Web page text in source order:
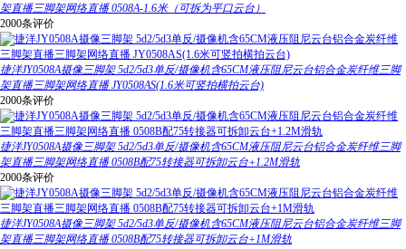
架直播三脚架网络直播 0508A-1.6米（可拆为平口云台）
2000条评价
捷洋JY0508A摄像三脚架 5d2/5d3单反/摄像机含65CM液压阻尼云台铝合金炭纤维三脚
架直播三脚架网络直播 JY0508AS(1.6米可竖拍横拍云台)
2000条评价
捷洋JY0508A摄像三脚架 5d2/5d3单反/摄像机含65CM液压阻尼云台铝合金炭纤维三脚
架直播三脚架网络直播 0508B配75转接器可拆卸云台+1.2M滑轨
2000条评价
捷洋JY0508A摄像三脚架 5d2/5d3单反/摄像机含65CM液压阻尼云台铝合金炭纤维三脚
架直播三脚架网络直播 0508B配75转接器可拆卸云台+1M滑轨